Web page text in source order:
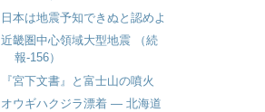
日本は地震予知できぬと認めよ
近畿圏中心領域大型地震 （続
報-156）
『宮下文書』と富士山の噴火
オウギハクジラ漂着 ― 北海道